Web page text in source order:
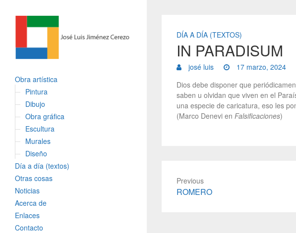
Obra artística
Pintura
Dibujo
Obra gráfica
Escultura
Murales
Diseño
Día a día (textos)
Otras cosas
Noticias
Acerca de
Enlaces
Contacto
DÍA A DÍA (TEXTOS)
IN PARADISUM
josé luis
17 marzo, 2024
Dios debe disponer que
saben u olvidan que viven en el
una especie de caricatura, eso les
(Marco Denevi en Falsificaciones)
Previous
P
ROMERO